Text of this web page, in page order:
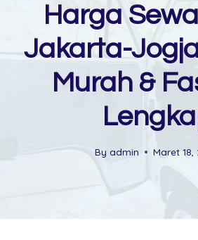
Harga
Jakarta-
Murah &
By admin Maret 18,